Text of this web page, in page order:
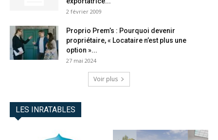
2 février 2009
Proprio Prem’s : Pourquoi devenir
propriétaire, « Locataire n’est plus une
option »...
27 mai 2024
Voir plus
LES INRATABLES